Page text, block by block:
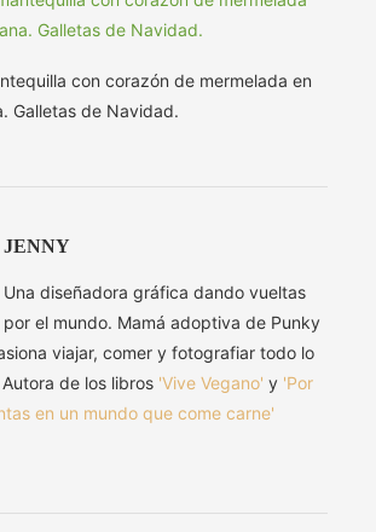
con corazón de mermelada en
Galletas de Navidad.
JENNY
Una diseñadora gráfica dando vueltas
por el mundo. Mamá adoptiva de Punky
viajar, comer y fotografiar todo lo
de los libros 'Vive Vegano' y 'Por
en un mundo que come carne'